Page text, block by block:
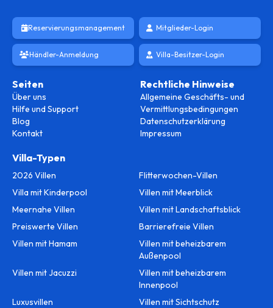
Reservierungsmanagement Mitglieder-Login
Händler-Anmeldung Villa-Besitzer-Login
Seiten
Über uns
Hilfe und Support
Blog
Kontakt
Rechtliche Hinweise
Allgemeine Geschäfts- und
Vermittlungsbedingungen
Datenschutzerklärung
Impressum
Villa-Typen
2026 Villen
Flitterwochen-Villen
Villa mit Kinderpool
Villen mit Meerblick
Meernahe Villen
Villen mit Landschaftsblick
Preiswerte Villen
Barrierefreie Villen
Villen mit Hamam
Villen mit beheizbarem
Außenpool
Villen mit Jacuzzi
Villen mit beheizbarem
Innenpool
Luxusvillen
Villen mit Sichtschutz